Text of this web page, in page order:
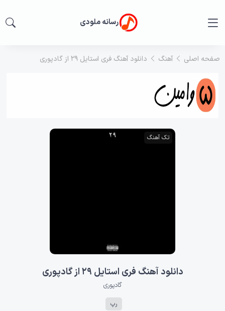
رسانه ملودی
صفحه اصلی آهنگ دانلود آهنگ فری استایل 29 از گادپوری
تک آهنگ
دانلود آهنگ فری استایل 29 از گادپوری
گادپوری
رپ